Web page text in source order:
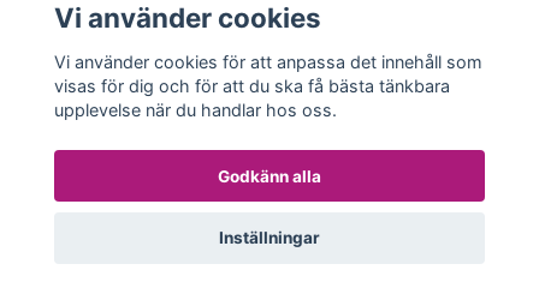
Vi använder cookies
Vi använder cookies för att anpassa det innehåll som
visas för dig och för att du ska få bästa tänkbara
upplevelse när du handlar hos oss.
Godkänn alla
Inställningar